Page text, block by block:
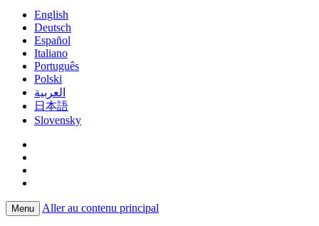
English
Deutsch
Español
Italiano
Português
Polski
العربية
日本語
Slovensky
Menu Aller au contenu principal